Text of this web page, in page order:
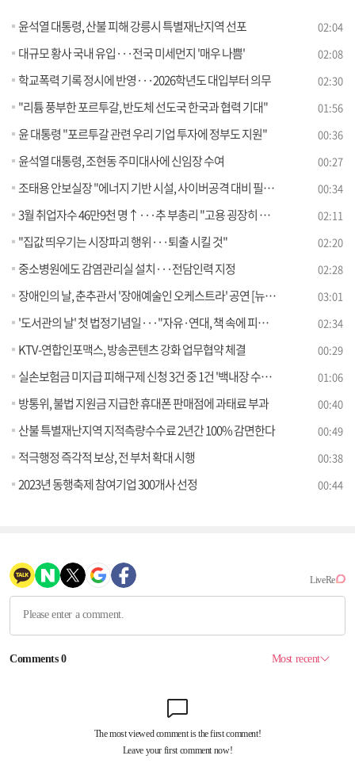
윤석열 대통령, 산불 피해 강릉시 특별재난지역 선포 02:04
대규모 황사 국내 유입···전국 미세먼지 '매우 나쁨' 02:08
학교폭력 기록 정시에 반영···2026학년도 대입부터 의무 02:30
"리튬 풍부한 포르투갈, 반도체 선도국 한국과 협력 기대" 01:56
윤 대통령 "포르투갈 관련 우리 기업 투자에 정부도 지원" 00:36
윤석열 대통령, 조현동 주미대사에 신임장 수여 00:27
조태용 안보실장 "에너지 기반 시설, 사이버공격 대비 필요" 00:34
3월 취업자수 46만9천 명↑···추 부총리 "고용 굉장히 좋아" 02:11
"집값 띄우기는 시장파괴 행위···퇴출 시킬 것" 02:20
중소병원에도 감염관리실 설치···전담인력 지정 02:28
장애인의 날, 춘추관서 '장애예술인 오케스트라' 공연 [뉴스의 맥] 03:01
'도서관의 날' 첫 법정기념일···"자유·연대, 책 속에 피어나기를" 02:34
KTV-연합인포맥스, 방송콘텐츠 강화 업무협약 체결 00:29
실손보험금 미지급 피해구제 신청 3건 중 1건 '백내장 수술' 관련 01:06
방통위, 불법 지원금 지급한 휴대폰 판매점에 과태료 부과 00:40
산불 특별재난지역 지적측량수수료 2년간 100% 감면한다 00:49
적극행정 즉각적 보상, 전 부처 확대 시행 00:38
2023년 동행축제 참여기업 300개사 선정 00:44